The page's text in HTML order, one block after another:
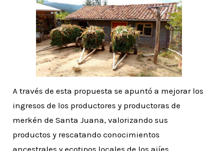
A través de esta propuesta se apuntó a mejorar los
ingresos de los productores y productoras de
merkén de Santa Juana, valorizando sus
productos y rescatando conocimientos